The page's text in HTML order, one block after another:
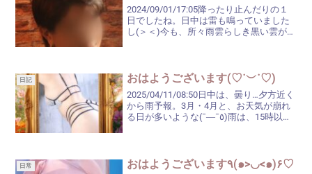
2024/09/01/17:05降ったり止んだりの１
日でしたね。日中は雷も鳴っていました
し(＞＜)今も、所々雨雲らしき黒い雲があ
日記 おはようございます(♡˙︶˙♡)
2025/04/11/08:50日中は、曇り…夕方近く
から雨予報。3月・4月と、お天気が崩れ
る日が多いような(¯―¯٥)雨は、15時以降
日常 おはようございます٩(๑>◡<๑)۶♡